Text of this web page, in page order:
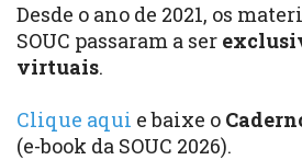
Desde o ano de 2021, os
SOUC passaram a ser
virtuais.
Clique aqui e baixe o
(e-book da SOUC 2026).